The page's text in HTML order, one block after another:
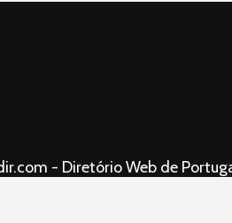
- Diretório Web de